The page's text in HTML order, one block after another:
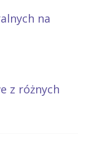
na
z różnych